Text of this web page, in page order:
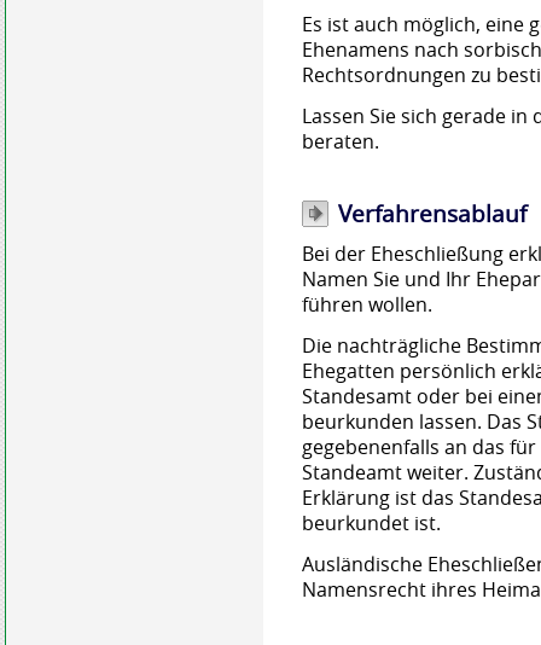
Es ist auch möglich, eine
Ehenamens nach
Rechtsordnungen zu
Lassen Sie sich gerade
beraten.
Verfahrensablauf
Bei der Eheschließung
Namen Sie und Ihr
führen wollen.
Die nachträgliche
Ehegatten persönlich
Standesamt oder bei
beurkunden lassen. Das
gegebenenfalls an das
Standeamt weiter.
Erklärung ist das
beurkundet ist.
Ausländische
Namensrecht ihres